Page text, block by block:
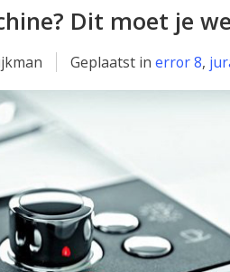
Dit moet je
Geplaatst in error 8,